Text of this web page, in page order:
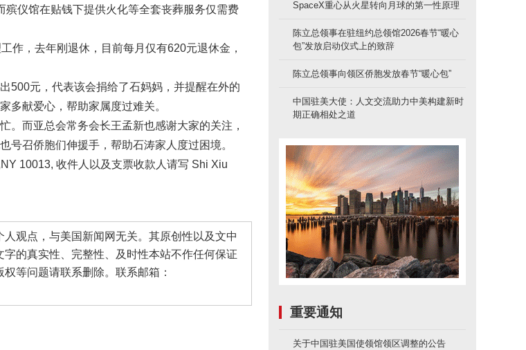
仪馆在贴钱下提供火化等全套丧葬服务仅需费
作，去年刚退休，目前每月仅有620元退休金，
500元，代表该会捐给了石妈妈，并提醒在外的
多献爱心，帮助家属度过难关。
。而亚总会常务会长王孟新也感谢大家的关注，
号召侨胞们伸援手，帮助石涛家人度过困境。
10013, 收件人以及支票收款人请写 Shi Xiu
观点，与美国新闻网无关。其原创性以及文中
的真实性、完整性、及时性本站不作任何保证
等问题请联系删除。联系邮箱：
SpaceX重心从火星转向月球的第一性原理
陈立总领事在驻纽约总领馆2026春节“暖心
包”发放启动仪式上的致辞
陈立总领事向领区侨胞发放春节“暖心包”
中国驻美大使：人文交流助力中美构建新时
期正确相处之道
重要通知
关于中国驻美国使领馆领区调整的公告